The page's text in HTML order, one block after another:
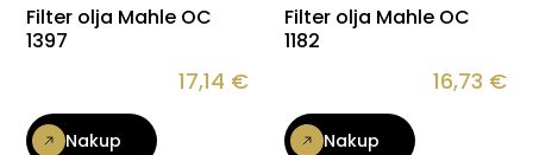
Filter olja Mahle OC
1397
17,14 €
Nakup
Filter olja Mahle OC
1182
16,73 €
Nakup